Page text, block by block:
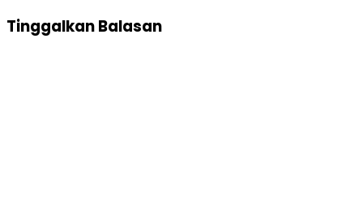
Tinggalkan Balasan